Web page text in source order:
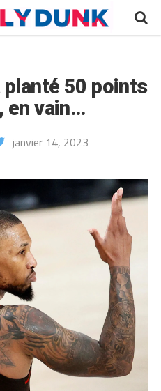
planté 50 points
en vain…
janvier 14, 2023